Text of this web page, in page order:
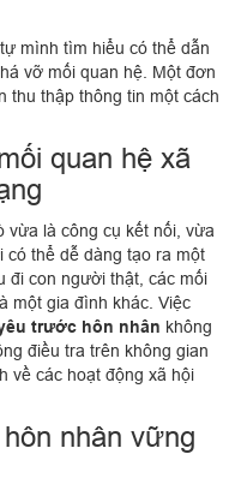
mình tìm hiểu có thể dẫn
vỡ mối quan hệ. Một đơn
thu thập thông tin một cách
quan hệ xã
vừa là công cụ kết nối, vừa
có thể dễ dàng tạo ra một
đi con người thật, các mối
một gia đình khác. Việc
trước hôn nhân không
điều tra trên không gian
về các hoạt động xã hội
nhân vững